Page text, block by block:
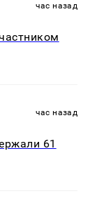
час назад
час назад
61